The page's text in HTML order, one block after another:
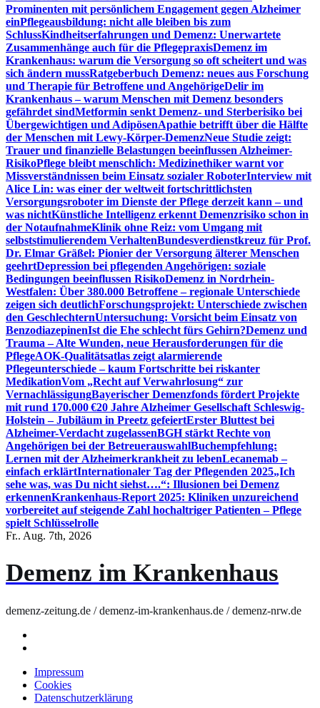
Prominenten mit persönlichem Engagement gegen Alzheimer
einPflegeausbildung: nicht alle bleiben bis zum
SchlussKindheitserfahrungen und Demenz: Unerwartete
Zusammenhänge auch für die PflegepraxisDemenz im
Krankenhaus: warum die Versorgung so oft scheitert und was
sich ändern mussRatgeberbuch Demenz: neues aus Forschung
und Therapie für Betroffene und AngehörigeDelir im
Krankenhaus – warum Menschen mit Demenz besonders
gefährdet sindMetformin senkt Demenz- und Sterberisiko bei
Übergewichtigen und AdipösenApathie betrifft über die Hälfte
der Menschen mit Lewy-Körper-DemenzNeue Studie zeigt:
Trauer und finanzielle Belastungen beeinflussen Alzheimer-
RisikoPflege bleibt menschlich: Medizinethiker warnt vor
Missverständnissen beim Einsatz sozialer RoboterInterview mit
Alice Lin: was einer der weltweit fortschrittlichsten
Versorgungsroboter im Dienste der Pflege derzeit kann – und
was nichtKünstliche Intelligenz erkennt Demenzrisiko schon in
der NotaufnahmeKlinik ohne Reiz: vom Umgang mit
selbststimulierendem VerhaltenBundesverdienstkreuz für Prof.
Dr. Elmar Gräßel: Pionier der Versorgung älterer Menschen
geehrtDepression bei pflegenden Angehörigen: soziale
Bedingungen beeinflussen RisikoDemenz in Nordrhein-
Westfalen: Über 380.000 Betroffene – regionale Unterschiede
zeigen sich deutlichForschungsprojekt: Unterschiede zwischen
den GeschlechternUntersuchung: Vorsicht beim Einsatz von
BenzodiazepinenIst die Ehe schlecht fürs Gehirn?Demenz und
Trauma – Alte Wunden, neue Herausforderungen für die
PflegeAOK-Qualitätsatlas zeigt alarmierende
Pflegeunterschiede – kaum Fortschritte bei riskanter
MedikationVom „Recht auf Verwahrlosung“ zur
VernachlässigungBayerischer Demenzfonds fördert Projekte
mit rund 170.000 €20 Jahre Alzheimer Gesellschaft Schleswig-
Holstein – Jubiläum in Preetz gefeiertErster Bluttest bei
Alzheimer-Verdacht zugelassenBGH stärkt Rechte von
Angehörigen bei der BetreuerauswahlBuchempfehlung:
Lernen mit der Alzheimerkrankheit zu lebenLecanemab –
einfach erklärtInternationaler Tag der Pflegenden 2025„Ich
sehe was, was Du nicht siehst….“: Illusionen bei Demenz
erkennenKrankenhaus-Report 2025: Kliniken unzureichend
vorbereitet auf steigende Zahl hochaltriger Patienten – Pflege
spielt Schlüsselrolle
Fr.. Aug. 7th, 2026
Demenz im Krankenhaus
demenz-zeitung.de / demenz-im-krankenhaus.de / demenz-nrw.de
Impressum
Cookies
Datenschutzerklärung